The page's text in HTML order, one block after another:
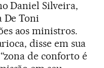
Daniel Silveira,
De Toni
aos ministros.
disse em sua
de conforto é